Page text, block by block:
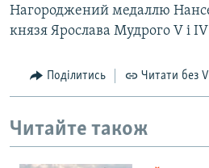
Нагороджений медаллю
князя Ярослава Мудрого V і IV
Поділитись Читати без
Читайте також